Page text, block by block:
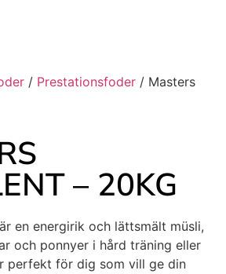
/ Prestationsfoder / Masters
– 20KG
en energirik och lättsmält müsli,
och ponnyer i hård träning eller
perfekt för dig som vill ge din